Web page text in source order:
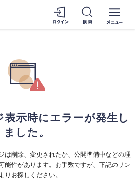
示時にエラーが発生し
ました。
は削除、変更されたか、公開準備中などの理
能性があります。お手数ですが、下記のリン
りお探しください。